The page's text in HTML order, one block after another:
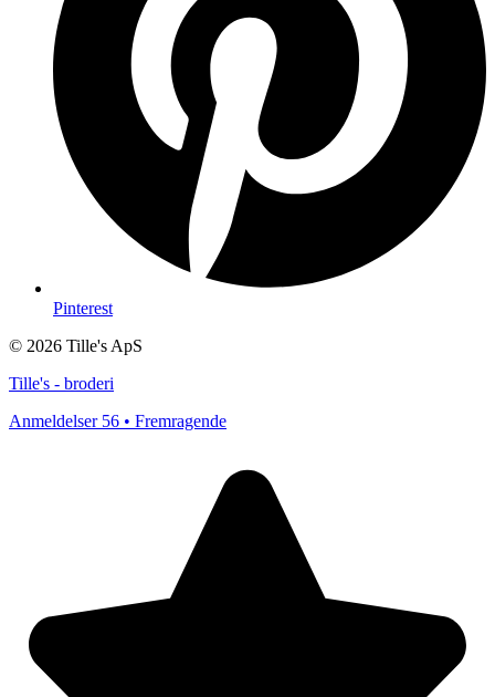
Pinterest
© 2026 Tille's ApS
Tille's - broderi
Anmeldelser 56 • Fremragende